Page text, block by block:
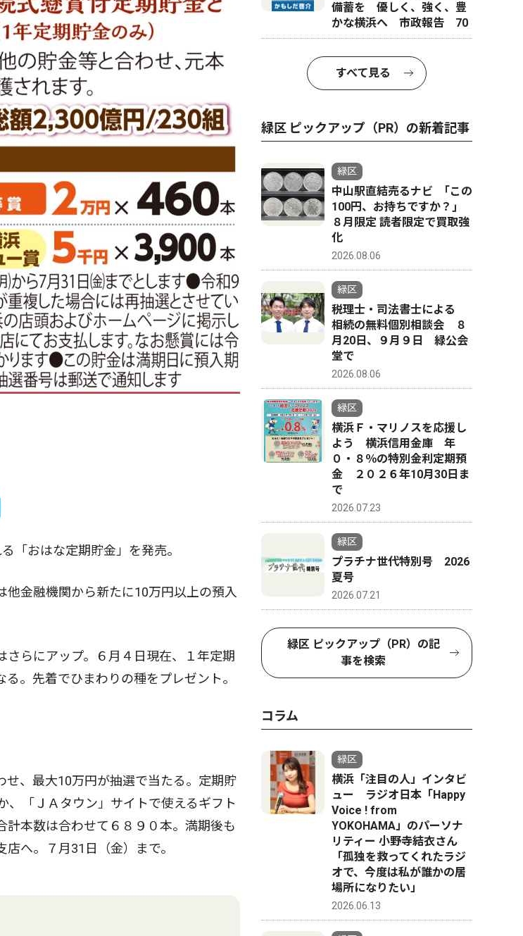
「おはな定期貯金」を発売。
金融機関から新たに10万円以上の預入
らにアップ。６月４日現在、１年定期
。先着でひまわりの種をプレゼント。
、最大10万円が抽選で当たる。定期貯
「ＪＡタウン」サイトで使えるギフト
本数は合わせて６８９０本。満期後も
へ。７月31日（金）まで。
備蓄を 優しく、強く、豊
かな横浜へ 市政報告 70
すべて見る
緑区 ピックアップ（PR）の新着記事
緑区
中山駅直結売るナビ ｢この
100円、お持ちですか？｣
８月限定 読者限定で買取強
化
2026.08.06
緑区
税理士・司法書士による
相続の無料個別相談会 ８
月20日、９月９日 緑公会
堂で
2026.08.06
緑区
横浜Ｆ・マリノスを応援し
よう 横浜信用金庫 年
０・８％の特別金利定期預
金 ２０２６年10月30日ま
で
2026.07.23
緑区
プラチナ世代特別号 2026
夏号
2026.07.21
緑区 ピックアップ（PR）の記
事を検索
コラム
緑区
横浜「注目の人」インタビ
ュー ラジオ日本「Happy
Voice ! from
YOKOHAMA」のパーソナ
リティー 小野寺結衣さん
「孤独を救ってくれたラジ
オで、今度は私が誰かの居
場所になりたい」
2026.06.13